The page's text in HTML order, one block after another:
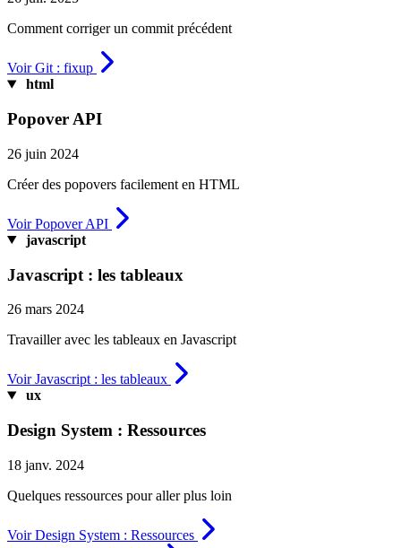
Comment corriger un commit précédent
Voir Git : fixup
html
Popover API
26 juin 2024
Créer des popovers facilement en HTML
Voir Popover API
javascript
Javascript : les tableaux
26 mars 2024
Travailler avec les tableaux en Javascript
Voir Javascript : les tableaux
ux
Design System : Ressources
18 janv. 2024
Quelques ressources pour aller plus loin
Voir Design System : Ressources